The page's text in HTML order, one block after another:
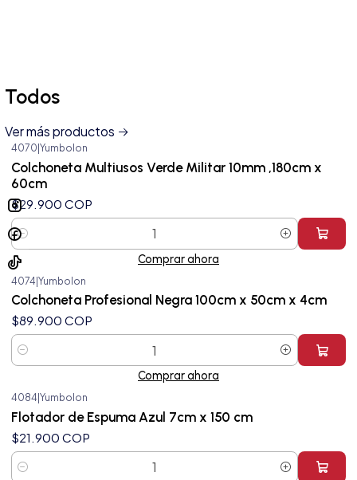
Todos
Ver más productos
4070 Yumbolon
Colchoneta Multiusos Verde Militar 10mm ,180cm x
60cm
$29.900 COP
Cantidad
Comprar ahora
4074|Yumbolon
Colchoneta Profesional Negra 100cm x 50cm x 4cm
$89.900 COP
Cantidad
Comprar ahora
4084 Yumbolon
Flotador de Espuma Azul 7cm x 150 cm
$21.900 COP
Cantidad